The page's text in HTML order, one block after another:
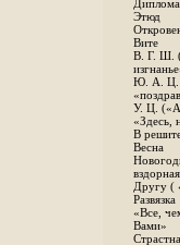
Этюд
Вите
B. Г. Ш.
Ю. А. Ц.
У. Ц.
«Здесь,
В
Весна
Другу (
Развязка
«Все,
Вами»